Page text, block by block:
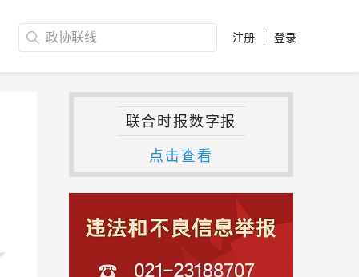
注册 登录
联合时报数字报
点击查看